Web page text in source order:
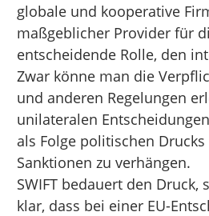
globale und kooperative
maßgeblicher Provider für
entscheidende Rolle, den
Zwar könne man die
und anderen Regelungen
unilateralen
als Folge politischen
Sanktionen zu verhängen.
SWIFT bedauert den
klar, dass bei einer EU-